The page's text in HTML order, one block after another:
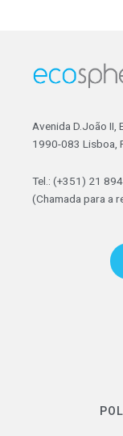
Avenida D.João II,
1990-083 Lisboa,
Tel.: (+351) 21
(Chamada para a